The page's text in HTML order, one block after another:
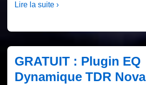
Lire la suite ›
GRATUIT : Plugin EQ
Dynamique TDR Nova